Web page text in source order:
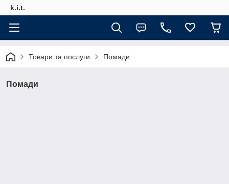
k.i.t.
Товари та послуги Помади
Помади